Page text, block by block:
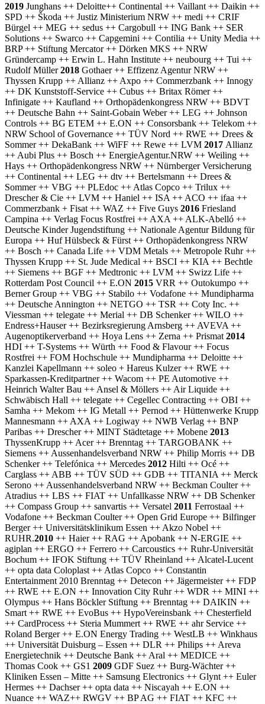
2019 Junghans ++ Deloitte++ Continental ++ Vaillant ++ Daikin ++
SPD ++ Škoda ++ Justiz Ministerium NRW ++ medi ++ CRIF
Bürgel ++ MEG ++ sedus ++ Cargobull ++ ING Bank ++ SER
Solutions ++ Swarco ++ Capgemini ++ Contilia ++ Unity Media ++
BRP ++ Stiftung Mercator ++ Dörken MKS ++ NRW
Gründercamp ++ Erwin L. Hahn Institute ++ neubourg ++ Tui ++
Rudolf Müller2018 Gothaer ++ Effizenz Agentur NRW ++
Thyssen Krupp ++ Allianz ++ Axpo ++ Commerzbank ++ Innogy
++ DK Kunststoff-Service ++ Cubus ++ Britax Römer ++
Infinigate ++ Kaufland ++ Orthopädenkongress NRW ++ BDVT
++ Deutsche Bahn ++ Saint-Gobain Weber ++ LEG ++ Johnson
Controls ++ BG ETEM ++ E.ON ++ Consorsbank ++ Telekom ++
NRW School of Governance ++ TÜV Nord ++ RWE ++ Drees &
Sommer ++ DekaBank ++ WiFF ++ Rewe ++ LVM 2017 Allianz
++ Aubi Plus ++ Bosch ++ EnergieAgentur.NRW ++ Weiling ++
Hays ++ Orthopädenkongress NRW ++ Nürnberger Versicherung
++ Continental ++ LEG ++ dtv ++ Bertelsmann ++ Drees &
Sommer ++ VBG ++ PLEdoc ++ Atlas Copco ++ Trilux ++
Drescher & Cie ++ LVM ++ Haniel ++ ISA ++ ACO ++ ifaa ++
Commerzbank + Fisat ++ WAZ ++ Five Guys 2016 Friesland
Campina ++ Verlag Focus Rostfrei ++ AXA ++ ALK-Abelló ++
Deutsche Kinder Jugendstiftung ++ Nationale Agentur Bildung für
Europa ++ Huf Hülsbeck & Fürst ++ Orthopädenkongress NRW
++ Bosch ++ Canada Life ++ VDM Metals ++ Metropole Ruhr ++
Thyssen Krupp ++ St. Jude Medical ++ BSCI ++ KIA ++ Bechtle
++ Siemens ++ BGF ++ Medtronic ++ LVM ++ Swizz Life ++
Rotterdam Post Council ++ E.ON 2015 VRR ++ Outokumpo ++
Berner Group ++ VBG ++ Stabilo ++ Vodafone ++ Mundipharma
++ Deutsche Annington ++ NETGO ++ TSR ++ Coty Inc. ++
Viessman ++ telegate ++ Merial ++ DB Schenker ++ WILO ++
Endress+Hauser ++ Bezirksregierung Arnsberg ++ AVEVA ++
Augenoptikerverband ++ Hoya Lens ++ Zerna ++ Prismat 2014
HDI ++ T-Systems ++ Würth ++ Food & Flavour ++ Focus
Rostfrei ++ FOM Hochschule ++ Mundipharma ++ Deloitte ++
Kanzlei Kapellmann ++ soleo + Hareus Kulzer ++ RWE ++
Sparkassen-Kreditpartner ++ Wacom ++ PE Automotive ++
Heinrich Walter Bau ++ Ansel & Möllers ++ Air Liquide ++
Schwäbisch Hall ++ telegate ++ Cegellec Contracting ++ OBI ++
Samha ++ Mekom ++ IG Metall ++ Pernod ++ Hüttenwerke Krupp
Mannesmann ++ AXA ++ Logiway ++ NWB Verlag ++ BNP
Paribas ++ Drescher ++ MINT Städtetage ++ Mobene 2013
ThyssenKrupp ++ Acer ++ Brenntag ++ TARGOBANK ++
Siemens ++ Aussenhandelsverband NRW ++ Philip Morris ++ DB
Schenker ++ Telefónica ++ Mercedes 2012 Hilti ++ Océ ++
Carglass ++ ABB ++ TÜV SÜD ++ GDB ++ TITANIA ++ Merck
Serono ++ Aussenhandelsverband NRW ++ Beckman Coulter ++
Atradius ++ LBS ++ FIAT ++ Unfallkasse NRW ++ DB Schenker
++ Compass Group ++ sanvartis ++ Versatel 2011 Ferrostaal ++
Vodafone ++ Beckman Coulter ++ Open Grid Europe ++ Bilfinger
Berger ++ Universitätsklinikum Essen ++ Akzo Nobel ++
RUHR.2010 ++ Haier ++ RAG ++ Apobank ++ N-ERGIE ++
agiplan ++ ERGO ++ Ferrero ++ Carcoustics ++ Ruhr-Universität
Bochum ++ IFOK Stiftung ++ TÜV Rheinland ++ Alcatel-Lucent
++ opta data Coloplast ++ Atlas Copco ++ Constantin
Entertainment 2010 Brenntag ++ Detecon ++ Jägermeister ++ FDP
++ RWE ++ E.ON ++ Innovation City Ruhr ++ WDR ++ MINI ++
Olympus ++ Hans Böckler Stiftung ++ Brenntag ++ DAIKIN ++
Smart ++ RWE ++ EvoBus ++ HypoVereinsbank ++ Chesterfield
++ CardProcess ++ Steria Mummert ++ RWE ++ ahr Service ++
Roland Berger ++ E.ON Energy Trading ++ WestLB ++ Winkhaus
++ Universität Duisburg – Essen ++ DLR ++ Philips ++ Areva
Energietechnik ++ Deutsche Bank ++ Aral ++ MEDICE ++
Thomas Cook ++ GS1 2009 GDF Suez ++ Burg-Wächter ++
Kliniken Essen – Mitte ++ Samsung Electronics ++ Glynt ++ Euler
Hermes ++ Dachser ++ opta data ++ Niscayah ++ E.ON ++
Nuance ++ WAZ++ RWGV ++ BP AG ++ FIAT ++ KFC ++